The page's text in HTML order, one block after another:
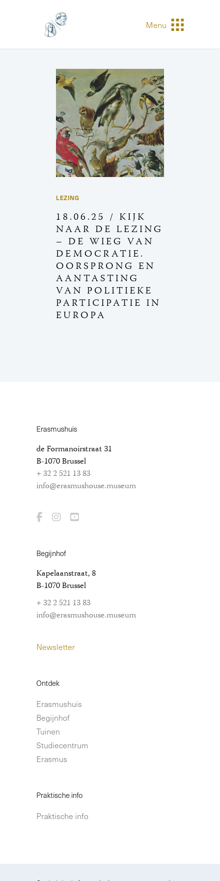
Menu
LEZING
18.06.25 / KIJK
NAAR DE LEZING
– DE WIEG VAN
DEMOCRATIE.
OORSPRONG EN
AANTASTING
VAN POLITIEKE
PARTICIPATIE IN
EUROPA
Erasmushuis
de Formanoirstraat 31
B-1070 Brussel
+ 32 2 521 13 83
info@erasmushouse.museum
Begijnhof
Kapelaanstraat, 8
B-1070 Brussel
+ 32 2 521 13 83
info@erasmushouse.museum
Newsletter
Ontdek
Erasmushuis
Begijnhof
Tuinen
Studiecentrum
Erasmus
Praktische info
Praktische info